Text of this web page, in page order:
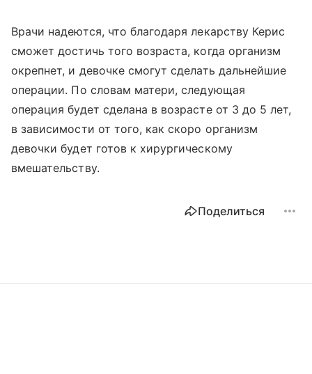
Врачи надеются, что благодаря лекарству Керис
сможет достичь того возраста, когда организм
окрепнет, и девочке смогут сделать дальнейшие
операции. По словам матери, следующая
операция будет сделана в возрасте от 3 до 5 лет,
в зависимости от того, как скоро организм
девочки будет готов к хирургическому
вмешательству.
Поделиться